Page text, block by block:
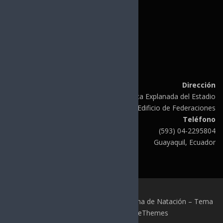
Dirección
Av. de las Américas Plazoleta Olímpica Explanada del Estadio
Modelo Edificio de Federaciones
Teléfono
(593) 04-2295804
Guayaquil, Ecuador
Copyright © 2026 Federación Ecuatoriana de Natación – Tema
hecho por FameThemes